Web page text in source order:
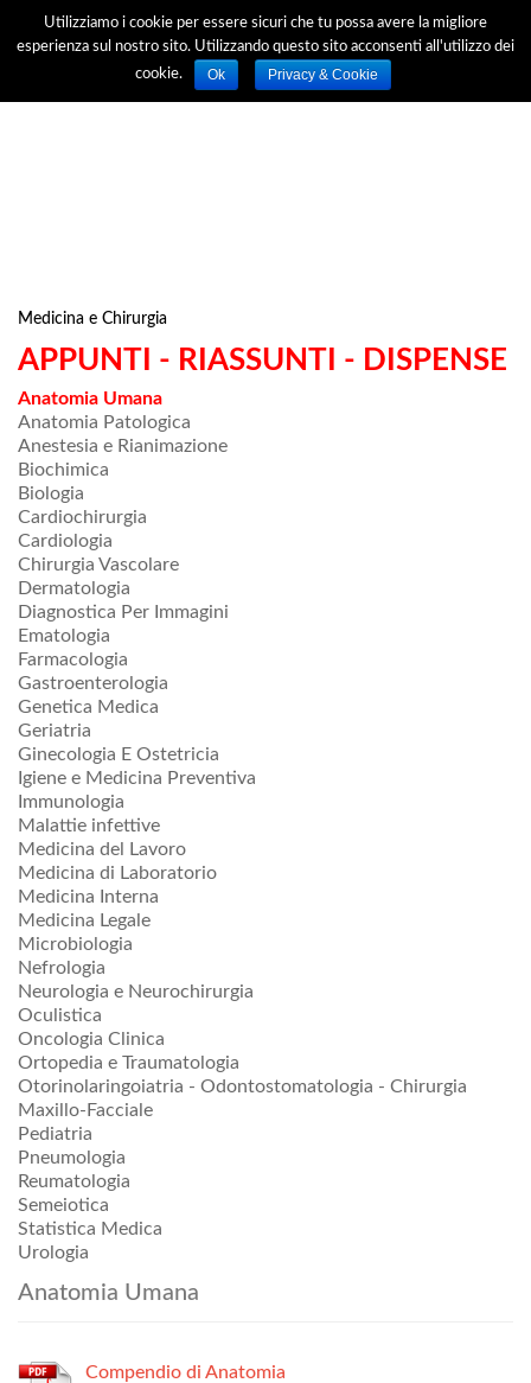
Medicina e Chirurgia
APPUNTI - RIASSUNTI - DISPENSE
Anatomia Umana
Anatomia Patologica
Anestesia e Rianimazione
Biochimica
Biologia
Cardiochirurgia
Cardiologia
Chirurgia Vascolare
Dermatologia
Diagnostica Per Immagini
Ematologia
Farmacologia
Gastroenterologia
Genetica Medica
Geriatria
Ginecologia E Ostetricia
Igiene e Medicina Preventiva
Immunologia
Malattie infettive
Medicina del Lavoro
Medicina di Laboratorio
Medicina Interna
Medicina Legale
Microbiologia
Nefrologia
Neurologia e Neurochirurgia
Oculistica
Oncologia Clinica
Ortopedia e Traumatologia
Otorinolaringoiatria - Odontostomatologia - Chirurgia
Maxillo-Facciale
Pediatria
Pneumologia
Reumatologia
Semeiotica
Statistica Medica
Urologia
Anatomia Umana
Compendio di Anatomia
Utilizziamo i cookie per essere sicuri che tu possa avere la migliore
esperienza sul nostro sito. Utilizzando questo sito acconsenti all'utilizzo dei
cookie.
Ok Privacy & Cookie